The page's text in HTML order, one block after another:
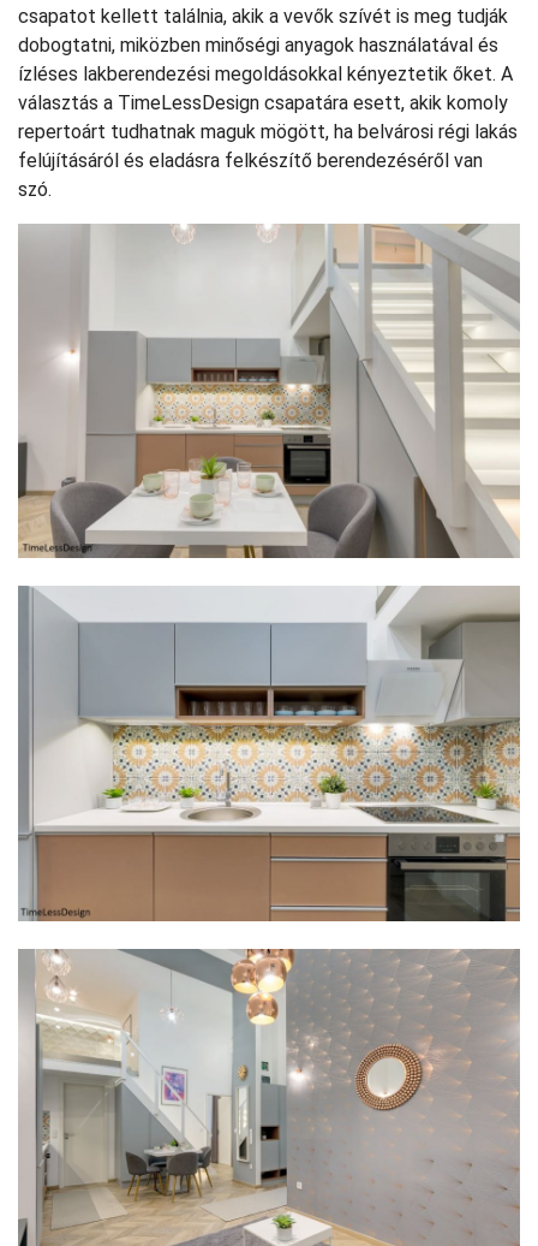
csapatot kellett találnia, akik a vevők szívét is meg tudják
dobogtatni, miközben minőségi anyagok használatával és
ízléses lakberendezési megoldásokkal kényeztetik őket. A
választás a TimeLessDesign csapatára esett, akik komoly
repertoárt tudhatnak maguk mögött, ha belvárosi régi lakás
felújításáról és eladásra felkészítő berendezéséről van
szó.